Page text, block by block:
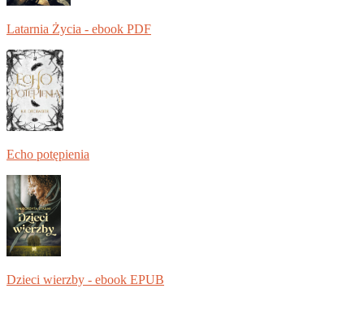
Latarnia Życia - ebook PDF
Echo potępienia
Dzieci wierzby - ebook EPUB